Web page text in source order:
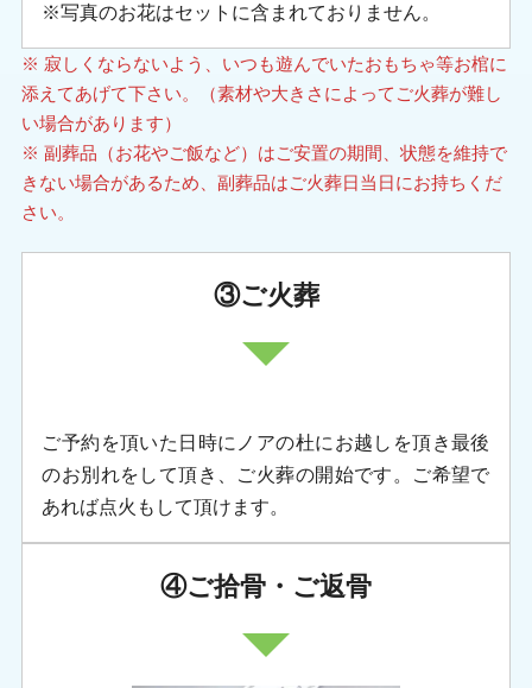
※写真のお花はセットに含まれておりません。
※ 寂しくならないよう、いつも遊んでいたおもちゃ等お棺に
添えてあげて下さい。（素材や大きさによってご火葬が難し
い場合があります）
※ 副葬品（お花やご飯など）はご安置の期間、状態を維持で
きない場合があるため、副葬品はご火葬日当日にお持ちくだ
さい。
③ご火葬
ご予約を頂いた日時にノアの杜にお越しを頂き最後
あれば点火もして頂けます。